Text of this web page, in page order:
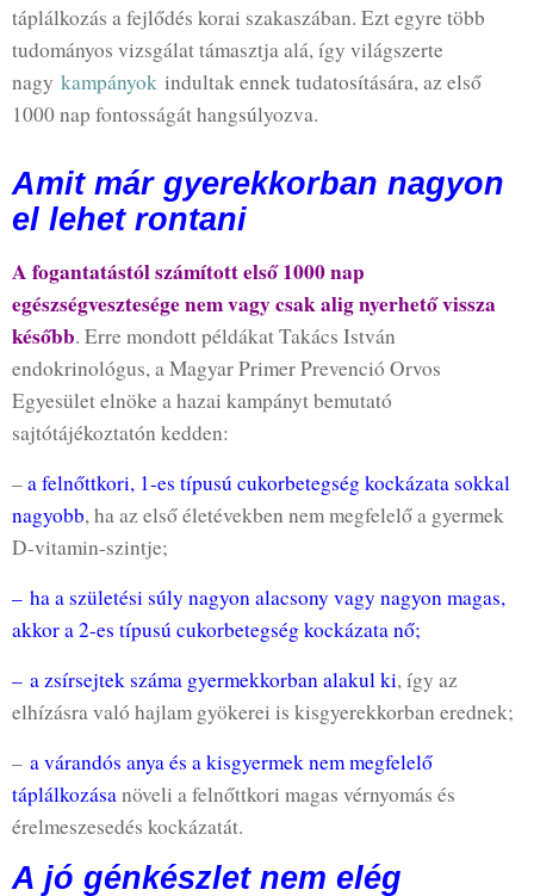
táplálkozás a fejlődés korai szakaszában. Ezt egyre több
tudományos vizsgálat támasztja alá, így világszerte
nagy kampányok indultak ennek tudatosítására, az első
1000 nap fontosságát hangsúlyozva.
Amit már gyerekkorban nagyon
el lehet rontani
A fogantatástól számított első 1000 nap
egészségvesztesége nem vagy csak alig nyerhető vissza
később. Erre mondott példákat Takács István
endokrinológus, a Magyar Primer Prevenció Orvos
Egyesület elnöke a hazai kampányt bemutató
sajtótájékoztatón kedden:
–a felnőttkori, 1-es típusú cukorbetegség kockázata sokkal
nagyobb, ha az első életévekben nem megfelelő a gyermek
D-vitamin-szintje;
– ha a születési súly nagyon alacsony vagy nagyon magas,
akkor a 2-es típusú cukorbetegség kockázata nő;
– a zsírsejtek száma gyermekkorban alakul ki, így az
elhízásra való hajlam gyökerei is kisgyerekkorban erednek;
– a várandós anya és a kisgyermek nem megfelelő
táplálkozásanöveli a felnőttkori magas vérnyomás és
érelmeszesedés kockázatát.
A jó génkészlet nem elég